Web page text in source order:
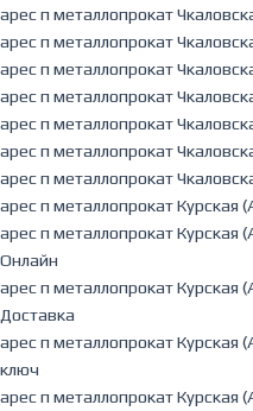
арес п металлопрокат
арес п металлопрокат
арес п металлопрокат
арес п металлопрокат
арес п металлопрокат
арес п металлопрокат
арес п металлопрокат
арес п металлопрокат Курская
арес п металлопрокат Курская
Онлайн
арес п металлопрокат Курская
Доставка
арес п металлопрокат Курская
ключ
арес п металлопрокат Курская